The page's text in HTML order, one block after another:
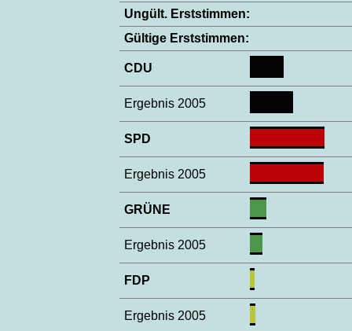
Ungült. Erststimmen:
Gültige Erststimmen:
CDU
Ergebnis 2005
SPD
Ergebnis 2005
GRÜNE
Ergebnis 2005
FDP
Ergebnis 2005